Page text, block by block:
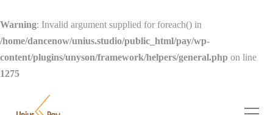
Warning: Invalid argument supplied for foreach() in
/home/dancenow/unius.studio/public_html/pay/wp-
content/plugins/unyson/framework/helpers/general.php on line
1275